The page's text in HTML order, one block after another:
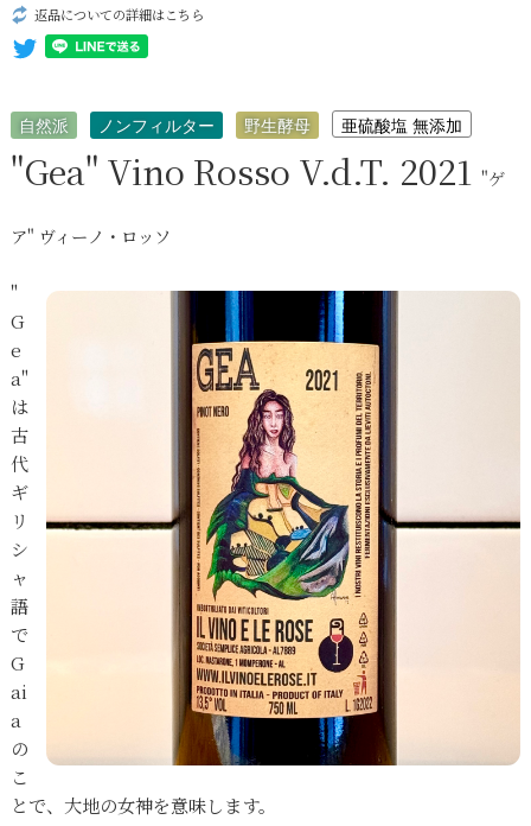
返品についての詳細はこちら
自然派 ノンフィルター 野生酵母 亜硫酸塩 無添加
"Gea" Vino Rosso V.d.T. 2021 "ゲ
ア" ヴィーノ・ロッソ
"
G
e
a"
は
古
代
ギ
リ
シ
ャ
語
で
G
ai
a
の
こ
とで、大地の女神を意味します。